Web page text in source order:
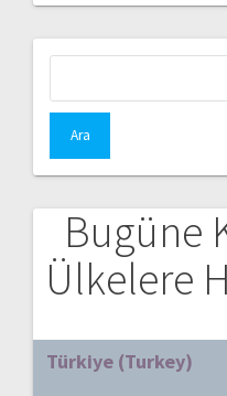
Bugüne
Ülkelere
Türkiye (Turkey)